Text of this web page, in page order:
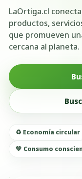
LaOrtiga.cl
productos,
que promueven
cercana al planeta.
♻️ Economía circular
💚 Consumo